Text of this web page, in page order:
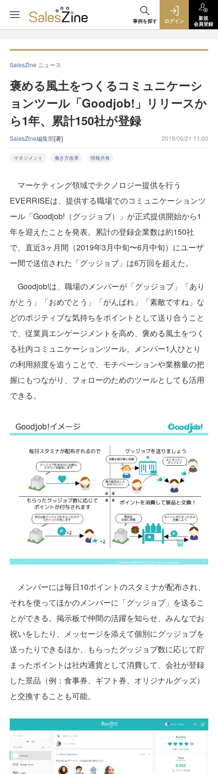
事例を探す ログイン
新規
会員登録
SalesZine ニュース
褒める風土をつくるコミュニケーシ
ョンツール「Goodjob!」リリースか
ら1年、累計150社が登録
SalesZine編集部[著] 2019/06/21 11:00
マネジメント 働き方改革 情報共有
マーケティング領域でテクノロジー提供を行う
EVERRISEは、提供する職場でのコミュニケーションツ
ール「Goodjob!（グッジョブ）」が正式提供開始から1
年を迎えたことを発表。累計の登録企業数は約150社
で、直近3ヶ月間（2019年3月中旬〜6月中旬）にユーザ
ー間で送信された「グッジョブ」は6万回を超えた。
Goodjob!は、職場のメンバーが「グッジョブ」「あり
がとう」「おめでとう」「がんばれ」「素敵ですね」な
どのポジティブな気持ちをポイントとして送り合うこと
で、従業員エンゲージメントを高め、褒める風土をつく
る社内コミュニケーションツール。メンバー1人ひとり
の利用頻度を追うことで、モチベーションや業務量の把
握にもつながり、フォローのためのツールとしても活用
できる。
メンバーには毎日10ポイントのスタミナが配布され、
それを使ってほかのメンバーに「グッジョブ」を送るこ
とができる。掲示板で仲間の活躍を知らせ、みんなでお
祝いをしたり、メッセージを添えて個別にグッジョブを
送ったりできるほか、もらったグッジョブ数に応じて貯
まったポイントは社内通貨として消費して、会社が登録
した景品（例：食事券、ギフト券、オリジナルグッズ）
と交換することも可能。